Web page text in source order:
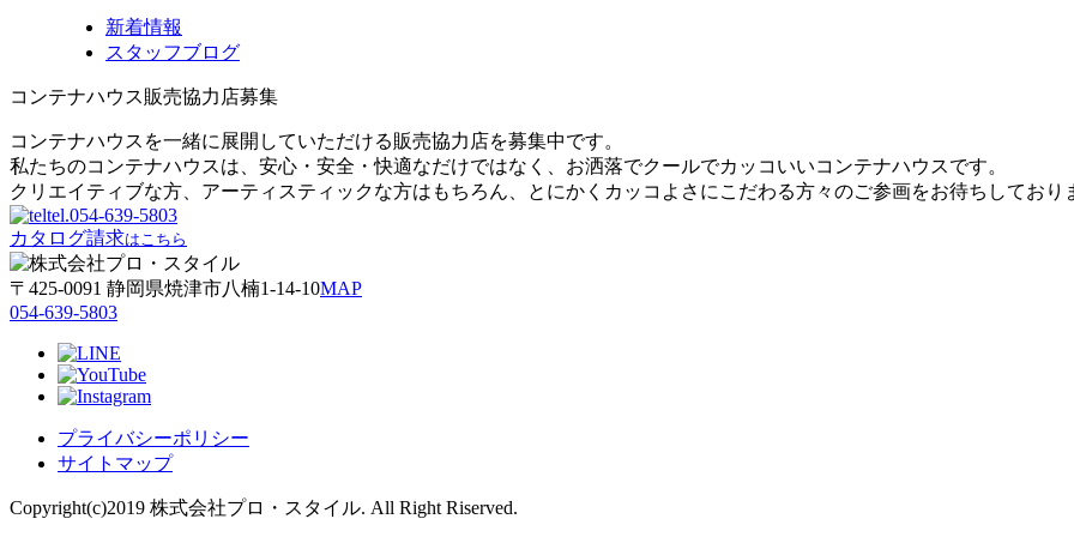
新着情報
スタッフブログ
コンテナハウス販売協力店募集
コンテナハウスを一緒に展開していただける販売協力店を募集中です。
私たちのコンテナハウスは、安心・安全・快適なだけではなく、お洒落でクールでカッコいいコンテナハウスです。
クリエイティブな方、アーティスティックな方はもちろん、とにかくカッコよさにこだわる方々のご参画をお待ちしており
tel.054-639-5803
カタログ請求はこちら
〒425-0091 静岡県焼津市八楠1-14-10MAP
054-639-5803
プライバシーポリシー
サイトマップ
Copyright(c)2019 株式会社プロ・スタイル. All Right Riserved.